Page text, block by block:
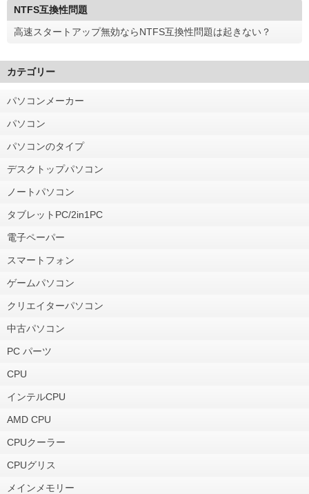
NTFS互換性問題
高速スタートアップ無効ならNTFS互換性問題は起きない？
カテゴリー
パソコンメーカー
パソコン
パソコンのタイプ
デスクトップパソコン
ノートパソコン
タブレットPC/2in1PC
電子ペーパー
スマートフォン
ゲームパソコン
クリエイターパソコン
中古パソコン
PC パーツ
CPU
インテルCPU
AMD CPU
CPUクーラー
CPUグリス
メインメモリー